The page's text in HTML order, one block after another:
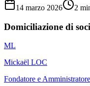
14 marzo 2026
2
Domiciliazione di
ML
Mickaël LOC
Fondatore e